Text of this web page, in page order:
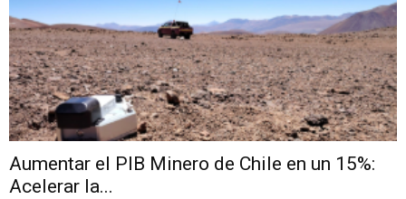
Aumentar el PIB Minero de Chile en un 15%:
Acelerar la...